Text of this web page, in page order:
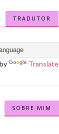
TRADUTOR
Translate
SOBRE MIM